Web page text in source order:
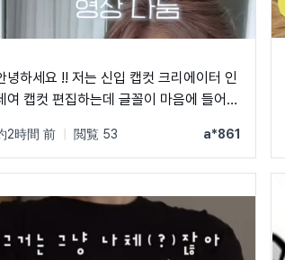
녕하세요 !! 저는 신입 캡컷 크리에이터 인
하는데 글꼴이 마음에 들어서
줘서 물어봐요 ㅠㅜ 제발 빨리 알려주세
2時間 前 閲覧 53 a*861